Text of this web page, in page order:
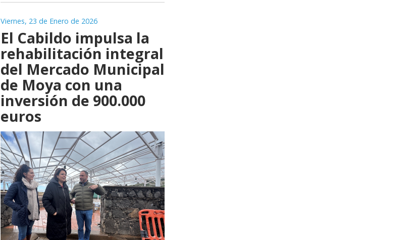
Viernes, 23 de Enero de 2026
El Cabildo impulsa la
rehabilitación integral
del Mercado Municipal
de Moya con una
inversión de 900.000
euros